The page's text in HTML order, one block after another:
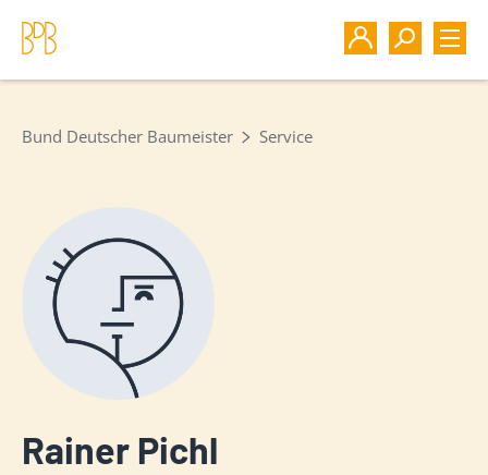
Bund Deutscher Baumeister Service
Rainer Pichl